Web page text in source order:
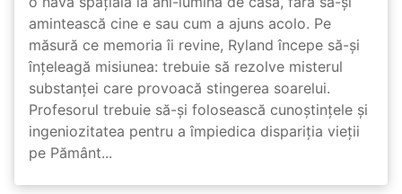
amintească cine e sau cum a ajuns acolo. Pe
măsură ce memoria îi revine, Ryland începe să-și
înțeleagă misiunea: trebuie să rezolve misterul
substanței care provoacă stingerea soarelui.
Profesorul trebuie să-și folosească cunoștințele și
ingeniozitatea pentru a împiedica dispariția vieții
pe Pământ...